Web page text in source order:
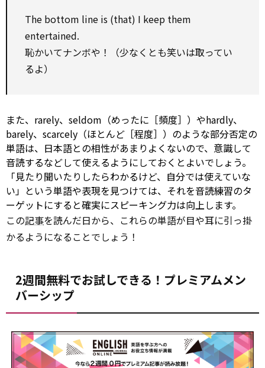
The bottom line is (that) I keep them
entertained.
恥かいてナンボや！（少なくとも笑いは取ってい
るよ）
また、rarely、seldom（めったに［頻度］）やhardly、
barely、scarcely（ほとんど［程度］）のような部分否定の
単語は、日本語との相性があまりよくないので、意識して
音読するなどして使えるようにしておくとよいでしょう。
「見たり聞いたりしたらわかるけど、自分では使えていな
い」という単語や表現を見つけては、それを音読練習のタ
ーゲットにすると確実にスピーキング力は向上します。
この記事を読んだ日から、これらの単語が目や耳に引っ掛
かるようになることでしょう！
2週間無料でお試しできる！プレミアムメン
バーシップ